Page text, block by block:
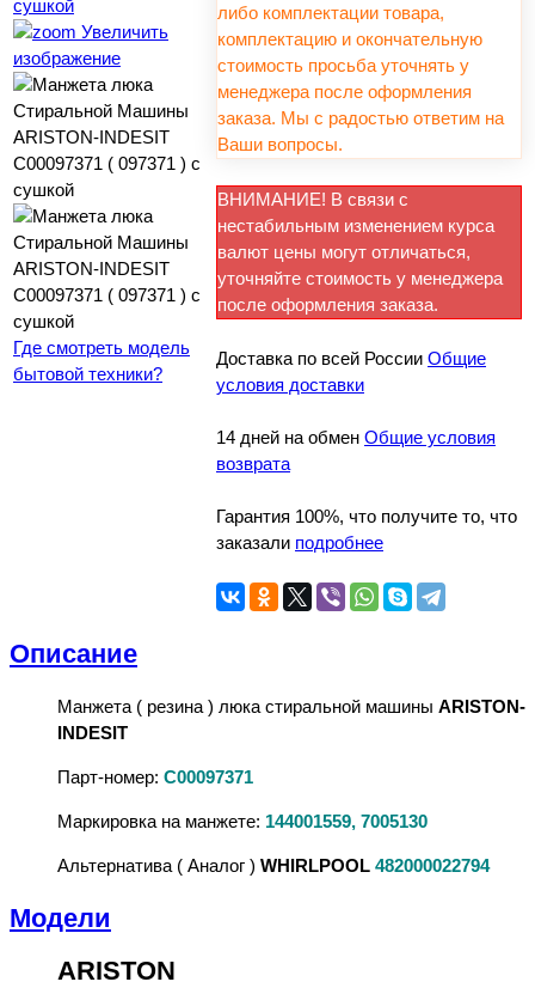
Увеличить
изображение
Где смотреть модель
бытовой техники?
либо комплектации товара,
комплектацию и окончательную
стоимость просьба уточнять у
менеджера после оформления
заказа. Мы с радостью ответим на
Ваши вопросы.
ВНИМАНИЕ! В связи с
нестабильным изменением курса
валют цены могут отличаться,
уточняйте стоимость у менеджера
после оформления заказа.
Доставка по всей России Общие
условия доставки
14 дней на обмен Общие условия
возврата
Гарантия 100%, что получите то, что
заказали подробнее
Описание
Манжета ( резина ) люка стиральной машины ARISTON-
INDESIT
Парт-номер: C00097371
Маркировка на манжете: 144001559, 7005130
Альтернатива ( Аналог ) WHIRLPOOL 482000022794
Модели
ARISTON